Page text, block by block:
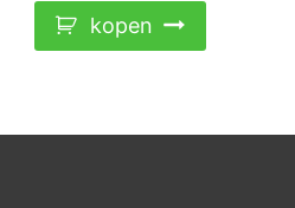
kopen